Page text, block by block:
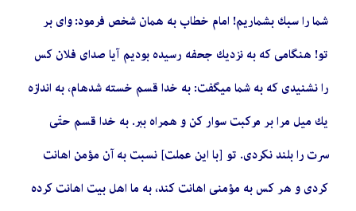
شما را سبك بشماریم! امام خطاب به همان شخص فرمود: وای بر
تو! هنگامی كه به نزدیك جحفه رسیده بودیم آیا صدای فلان كس
را نشنیدی كه به شما میگفت: به خدا قسم خسته شدهام، به اندازه
یك میل مرا بر مركبت سوار كن و همراه ببر. به خدا قسم حتّی
سرت را بلند نكردی. تو [با این عملت] نسبت به آن مؤمن اهانت
كردی و هر كس به مؤمنی اهانت كند، به ما اهل بیت اهانت كرده